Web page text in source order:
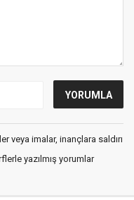
veya imalar, inançlara saldırı
yazılmış yorumlar